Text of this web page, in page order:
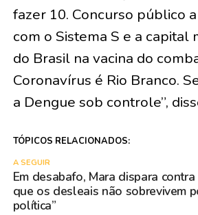
fazer 10. Concurso público
com o Sistema S e a capital
do Brasil na vacina do
Coronavírus é Rio Branco.
a Dengue sob controle”,
TÓPICOS RELACIONADOS:
A SEGUIR
Em desabafo, Mara dispara contra
que os desleais não sobrevivem
política”